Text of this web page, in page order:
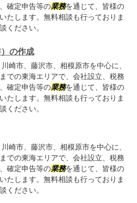
確定申告等の業務を通じて、皆様の
たします。無料相談も行っておりま
ください。
の作成
崎市、藤沢市、相模原市を中心に、
での東海エリアで、会社設立、税務
確定申告等の業務を通じて、皆様の
たします。無料相談も行っておりま
ください。
崎市、藤沢市、相模原市を中心に、
での東海エリアで、会社設立、税務
確定申告等の業務を通じて、皆様の
たします。無料相談も行っておりま
ください。